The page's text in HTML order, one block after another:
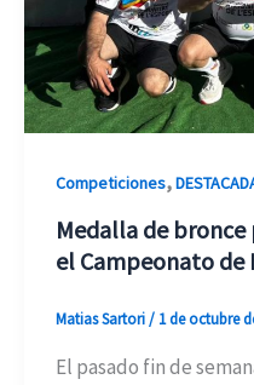
Competiciones,
Medalla de bronce
el Campeonato de
Matias Sartori/ 1 de octubre
El pasado fin de